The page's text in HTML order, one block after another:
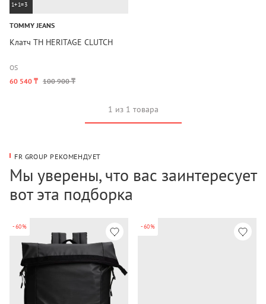
1+1=3
TOMMY JEANS
Клатч TH HERITAGE CLUTCH
OS
60 540 ₸ 100 900 ₸
1 из 1 товара
FR GROUP РЕКОМЕНДУЕТ
Мы уверены, что вас заинтересует
вот эта подборка
-60% -60%